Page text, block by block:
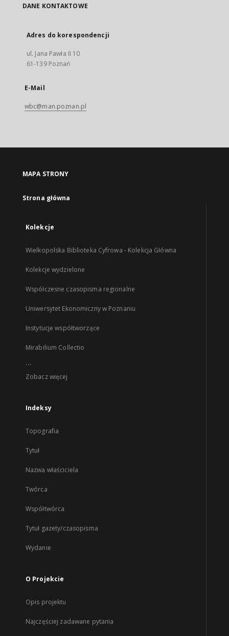
DANE KONTAKTOWE
Adres do korespondencji
ul. Jana Pawła II 10
61-139 Poznań
E-Mail
wbc@man.poznan.pl
MAPA STRONY
Strona główna
Kolekcje
Wielkopolska Biblioteka Cyfrowa - Kolekcja Główna
Kolekcje wydzielone
Współczesne czasopisma regionalne
Uniwersytet Ekonomiczny w Poznaniu
Instytucje współtworzące
Mirabilium Collectio
...
Zobacz więcej
Indeksy
Topografia
Tytuł
Nazwa właściciela
Twórca
Współtwórca
Tytuł gazety/czasopisma
Wydanie
O Projekcie
Opis projektu
Najczęściej zadawane pytania